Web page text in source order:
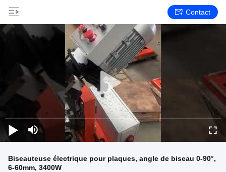
Contact
Biseauteuse électrique pour plaques, angle de biseau 0-90°,
6-60mm, 3400W